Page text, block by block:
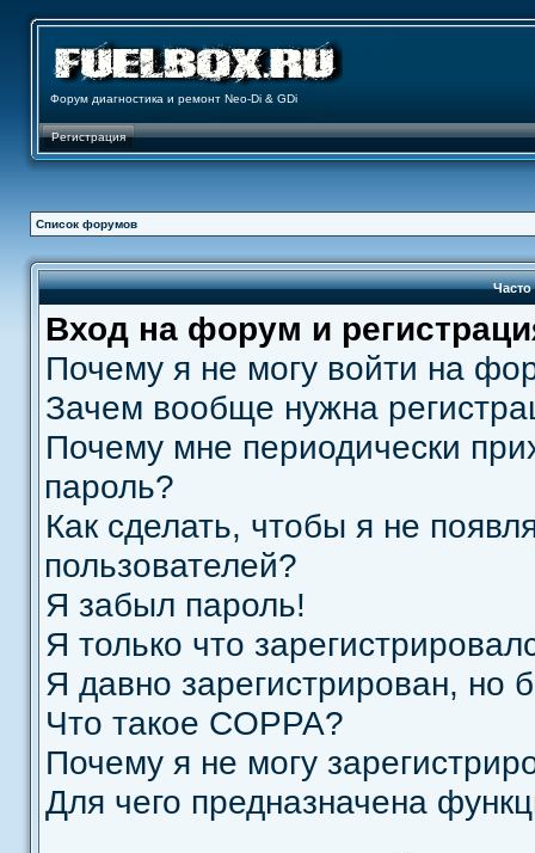
Форум диагностика и ремонт Neo-Di & GDi
Регистрация
Список форумов
Вход на форум и
Почему я не могу войти на
Зачем вообще нужна
Почему мне периодически
пароль?
Как сделать, чтобы я не
пользователей?
Я забыл пароль!
Я только что
Я давно зарегистрирован, но
Что такое COPPA?
Почему я не могу
Для чего предназначена